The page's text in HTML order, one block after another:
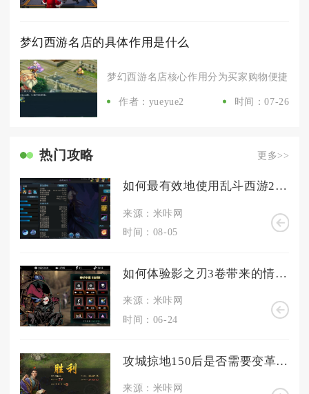
梦幻西游名店的具体作用是什么
梦幻西游名店核心作用分为买家购物便捷、
作者：yueyue2 时间：07-26
热门攻略 更多>>
如何最有效地使用乱斗西游2至圣明王组合
来源：米咔网
时间：08-05
如何体验影之刃3卷带来的情感冲击
来源：米咔网
时间：06-24
攻城掠地150后是否需要变革策略
来源：米咔网